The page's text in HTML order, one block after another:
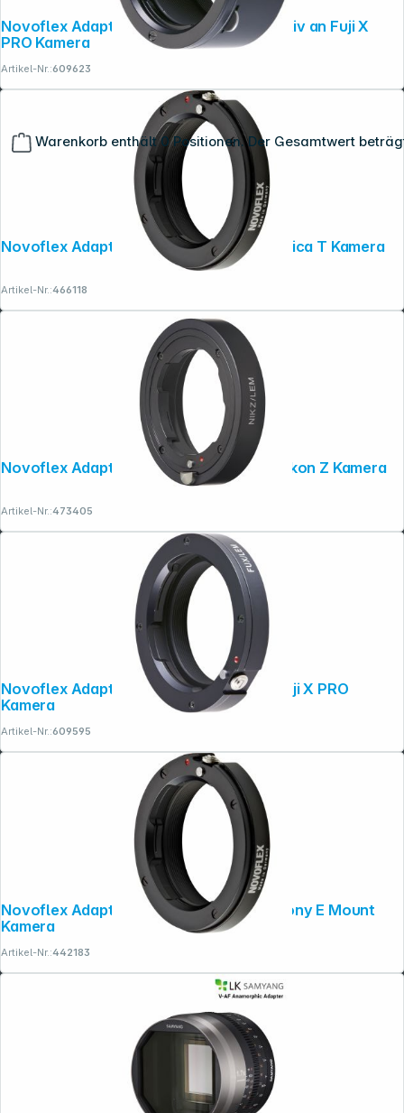
Warenkorb enthält 0 Positionen. Der Gesamtwert
Novoflex Adapter Minolta MD MC Objektiv an Fuji X
PRO Kamera
Artikel-Nr.:609623
Novoflex Adapter Leica M Objektiv an Leica T Kamera
Artikel-Nr.:466118
Novoflex Adapter Leica M Objektiv an Nikon Z Kamera
Artikel-Nr.:473405
Novoflex Adapter Leica M Objektiv an Fuji X PRO
Kamera
Artikel-Nr.:609595
Novoflex Adapter Leica M Objektiv an Sony E Mount
Kamera
Artikel-Nr.:442183
Copyright © 2001 - 2026 dexxIT. Alle Rechte vorbehalten.